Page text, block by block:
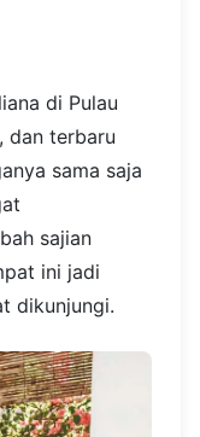
di Pulau
dan terbaru
sama saja
sajian
ini jadi
dikunjungi.